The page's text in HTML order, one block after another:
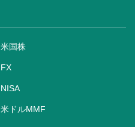
米国株
FX
NISA
米ドルMMF